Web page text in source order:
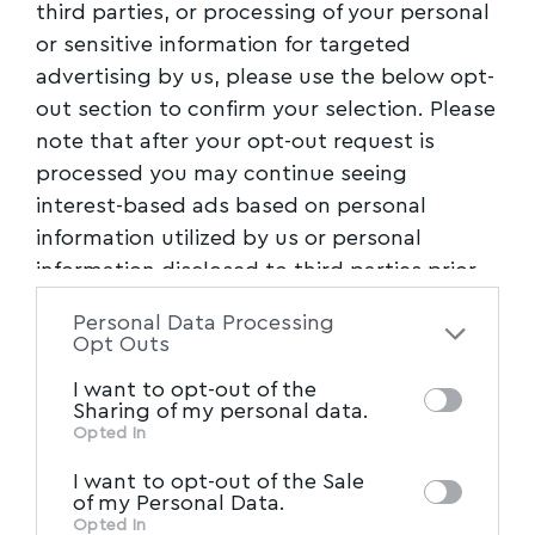
third parties, or processing of your personal
or sensitive information for targeted
advertising by us, please use the below opt-
out section to confirm your selection. Please
note that after your opt-out request is
processed you may continue seeing
interest-based ads based on personal
information utilized by us or personal
information disclosed to third parties prior
of the further disclosure of your personal
of downstream participants. This
information may also be disclosed by us to
Participantsthat may further disclose it to
other third parties.
Personal Data Processing
Opt Outs
I want to opt-out of the
Sharing of my personal data.
Opted In
I want to opt-out of the Sale
of my Personal Data.
Opted In
διάστημα. Κάντε διαλείμματα μετά από
γύρους μπόνους. Τερματίστε μια συνεδρία
όταν νιώθετε σε καλή διάθεση, όχι όταν είστε
απογοητευμένοι. Μην νομίζετε ότι «χακάρετε»
το μηχάνημα έτσι. Απλώς, βαθμονομείτε τον
εαυτό σας.
Η Επιλογή Παιχνιδιού ως
Διαφορετικά παιχνίδια μοιάζουν να
“αποπέμπουν” διαφορετικά μεγέθη τύχης.
δίνουν συχνές αλλά μικρές νίκες. Τα
φρουτάκια υψηλής μεταβλητότητας μπορεί